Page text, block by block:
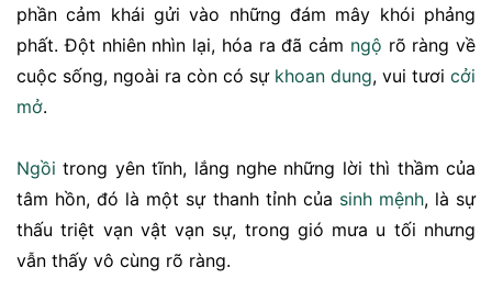
phần cảm khái gửi vào những đám mây khói phảng
phất. Đột nhiên nhìn lại, hóa ra đã cảm ngộ rõ ràng về
cuộc sống, ngoài ra còn có sự khoan dung, vui tươi cởi
mở.
Ngồi trong yên tĩnh, lắng nghe những lời thì thầm của
tâm hồn, đó là một sự thanh tỉnh của sinh mệnh, là sự
thấu triệt vạn vật vạn sự, trong gió mưa u tối nhưng
vẫn thấy vô cùng rõ ràng.